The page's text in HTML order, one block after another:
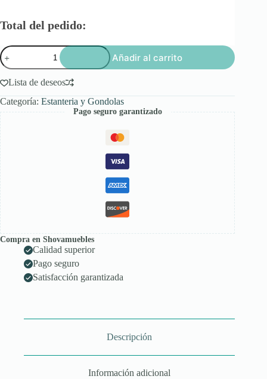
Total del pedido:
Estante
Regulable
cantidad
Añadir al carrito
Lista de deseos
Categoría: Estanteria y Gondolas
Pago seguro garantizado
Compra en Shovamuebles
Calidad superior
Pago seguro
Satisfacción garantizada
Descripción
Información adicional